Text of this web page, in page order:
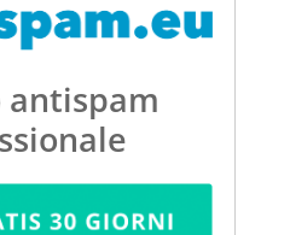
antispam